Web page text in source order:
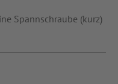
Spannschraube (kurz)